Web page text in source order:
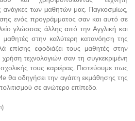
ανάγκες των μαθητών μας. Παγκοσμίως,
ενός προγράμματος σαν και αυτό σε
γλώσσας άλλης από την Αγγλική και
μαθητές στην καλύτερη κατανόηση της
επίσης εφοδιάζει τους μαθητές στην
τεχνολογιών σαν τη συγκεκριμένη
τους καριέρας. Πιστεύουμε πως
θα οδηγήσει την αγάπη εκμάθησης της
σε ανώτερο επίπεδο.